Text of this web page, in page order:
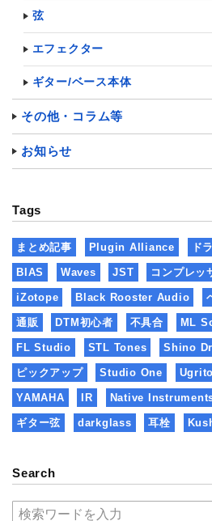
弦
エフェクター
ギター/ベース本体
その他・コラム等
お知らせ
Tags
まとめ記事 Plugin Alliance ド
BIAS Waves JST コンプレッ
iZotope Black Rooster Audio
通販 DTM初心者 不具合 ML
FL Studio STL Tones Shino
ピックアップ Studio One
YAMAHA IR Native
ギター弦 darkglass 耳栓
Search